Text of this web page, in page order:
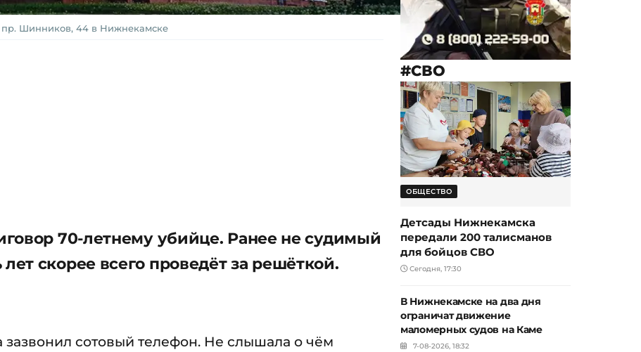
Шинников, 44 в Нижнекамске
70-летнему убийце. Ранее не судимый
скорее всего проведёт за решёткой.
зазвонил сотовый телефон. Не слышала о чём
#СВО
ОБЩЕСТВО
Детсады Нижнекамска
передали 200 талисманов
для бойцов СВО
Сегодня, 17:30
В Нижнекамске на два дня
ограничат движение
маломерных судов на Каме
7-08-2026, 18:32